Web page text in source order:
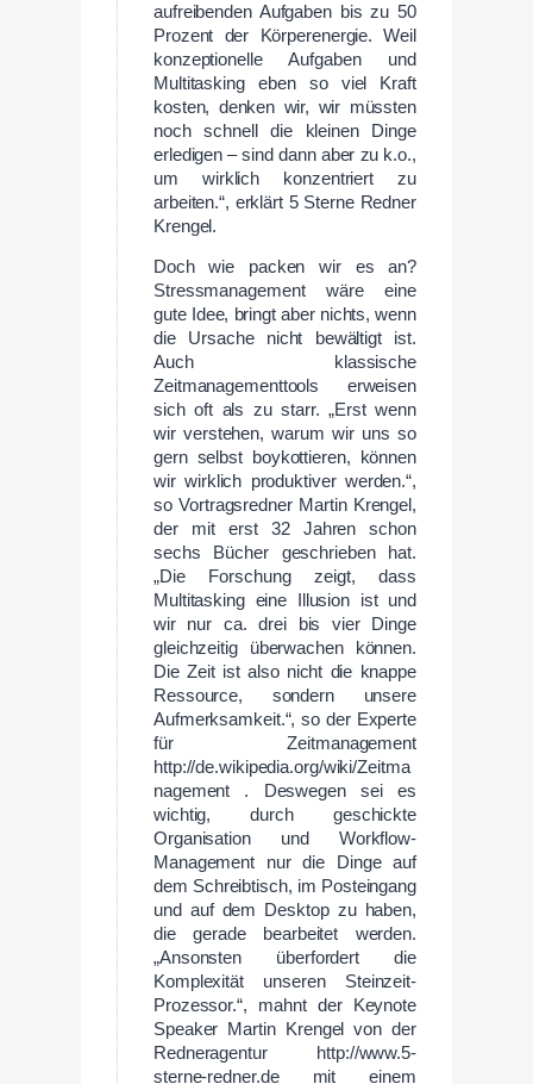
aufreibenden Aufgaben bis zu 50
Prozent der Körperenergie. Weil
konzeptionelle Aufgaben und
Multitasking eben so viel Kraft
kosten, denken wir, wir müssten
noch schnell die kleinen Dinge
erledigen – sind dann aber zu k.o.,
um wirklich konzentriert zu
arbeiten.“, erklärt 5 Sterne Redner
Krengel.
Doch wie packen wir es an?
Stressmanagement wäre eine
gute Idee, bringt aber nichts, wenn
die Ursache nicht bewältigt ist.
Auch klassische
Zeitmanagementtools erweisen
sich oft als zu starr. „Erst wenn
wir verstehen, warum wir uns so
gern selbst boykottieren, können
wir wirklich produktiver werden.“,
so Vortragsredner Martin Krengel,
der mit erst 32 Jahren schon
sechs Bücher geschrieben hat.
„Die Forschung zeigt, dass
Multitasking eine Illusion ist und
wir nur ca. drei bis vier Dinge
gleichzeitig überwachen können.
Die Zeit ist also nicht die knappe
Ressource, sondern unsere
Aufmerksamkeit.“, so der Experte
für Zeitmanagement
http://de.wikipedia.org/wiki/Zeitma
nagement . Deswegen sei es
wichtig, durch geschickte
Organisation und Workflow-
Management nur die Dinge auf
dem Schreibtisch, im Posteingang
und auf dem Desktop zu haben,
die gerade bearbeitet werden.
„Ansonsten überfordert die
Komplexität unseren Steinzeit-
Prozessor.“, mahnt der Keynote
Speaker Martin Krengel von der
Redneragentur http://www.5-
sterne-redner.de mit einem